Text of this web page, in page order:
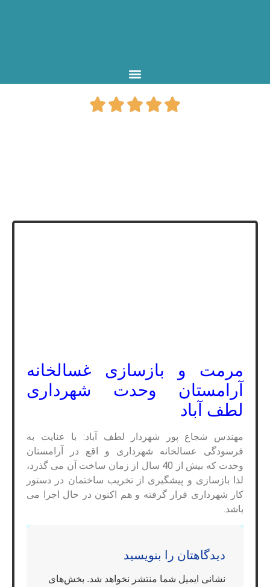
مرمت و بازسازی غسالخانه
آرامستان وحدت شهرداری
لطف آباد
مهندس شجاع پور شهردار لطف آباد: با عنایت به
فرسودگی عسالخانه شهرداری و اقع در آرامستان
وحدت که بیش از 40 سال از زمان ساخت آن می گذرد،
لذا بازسازی و پیشگیری از تخریب ساختمان در دستور
کار شهرداری قرار گرفته و هم اکنون در حال اجرا می
باشد.
دیدگاهتان را بنویسید
نشانی ایمیل شما منتشر نخواهد شد. بخش‌های